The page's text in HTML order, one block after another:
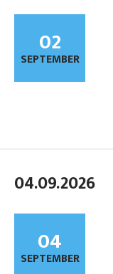
02
SEPTEMBER
04.09.2026
04
SEPTEMBER